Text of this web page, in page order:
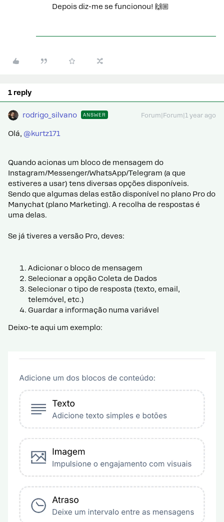
Depois diz-me se funcionou! 🙌🏼
1 reply
rodrigo_silvano ANSWER Forum|Forum|1 year ago
Olá, ​ @kurtz171
Quando acionas um bloco de mensagem do
Instagram/Messenger/WhatsApp/Telegram (a que
estiveres a usar) tens diversas opções disponíveis.
Sendo que algumas delas estão disponível no plano Pro do
Manychat (plano Marketing). A recolha de respostas é
uma delas.
Se já tiveres a versão Pro, deves:
Adicionar o bloco de mensagem
Selecionar a opção Coleta de Dados
Selecionar o tipo de resposta (texto, email,
telemóvel, etc.)
Guardar a informação numa variável
Deixo-te aqui um exemplo: